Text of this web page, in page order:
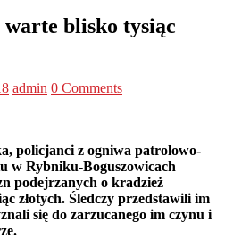
blisko tysiąc
admin 0 Comments
policjanci z ogniwa patrolowo-
w Rybniku-Boguszowicach
podejrzanych o kradzież
złotych. Śledczy przedstawili im
się do zarzucanego im czynu i